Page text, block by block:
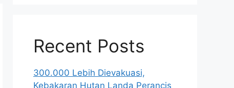
Recent Posts
300.000 Lebih Dievakuasi,
Kebakaran Hutan Landa Perancis